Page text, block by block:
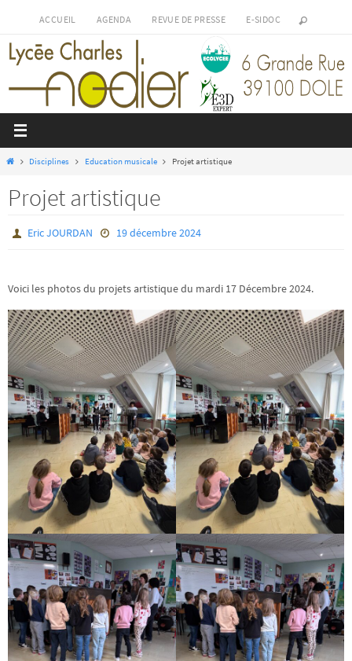
contenu
ACCUEIL AGENDA REVUE DE PRESSE E-SIDOC
HomeDisciplines Education musicale Projet artistique
Projet artistique
Eric JOURDAN 19 décembre 2024
Voici les photos du projets artistique du mardi 17 Décembre 2024.